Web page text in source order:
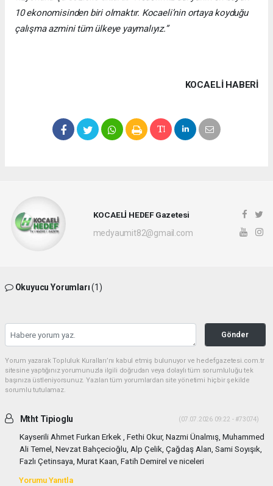
10 ekonomisinden biri olmaktır. Kocaeli’nin ortaya koyduğu
çalışma azmini tüm ülkeye yaymalıyız.”
KOCAELI HABERİ
KOCAELİ HEDEF Gazetesi
medyaumit82@gmail.com
Okuyucu Yorumları(1)
Gönder
Yorum yazarak Topluluk Kuralları’nı kabul etmiş bulunuyor ve hedefgazetesi.com.tr
sitesine yaptığınız yorumunuzla ilgili doğrudan veya dolaylı tüm sorumluluğu tek
başınıza üstleniyorsunuz. Yazılan tüm yorumlardan site yönetimi hiçbir şekilde
sorumlu tutulamaz.
Mtht Tipioglu (07.07.2026 09:22 - #73074)
Kayserili Ahmet Furkan Erkek , Fethi Okur, Nazmi Ünalmış, Muhammed
Ali Temel, Nevzat Bahçecioğlu, Alp Çelik, Çağdaş Alan, Sami Soyışık,
Fazlı Çetinsaya, Murat Kaan, Fatih Demirel ve niceleri
Yorumu Yanıtla